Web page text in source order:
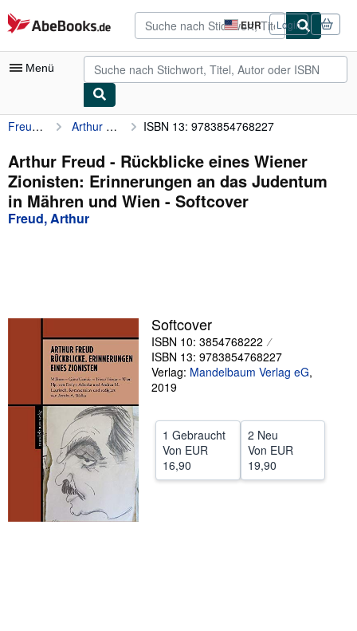
Zum Hauptinhalt
AbeBooks.de EUR
Seite
der
Einkaufseinstellungen.
Login
Menü
Nutzerkonto
Meine Bestellungen
Detailsuche
Sammlungen
Verkäufer werden
SCHLIESSEN
Freud, Arthur Arthur Freud - Rückblicke eines Wiener Zionisten: Erinnerungen an das Judentum in Mähren und Wien ISBN 13: 9783854768227
Arthur Freud - Rückblicke eines Wiener
Zionisten: Erinnerungen an das Judentum
in Mähren und Wien - Softcover
Freud, Arthur
Softcover
ISBN 10: 3854768222
ISBN 13: 9783854768227
Verlag: Mandelbaum Verlag eG,
2019
1 Gebraucht
Von EUR
16,90
2 Neu
Von EUR
19,90